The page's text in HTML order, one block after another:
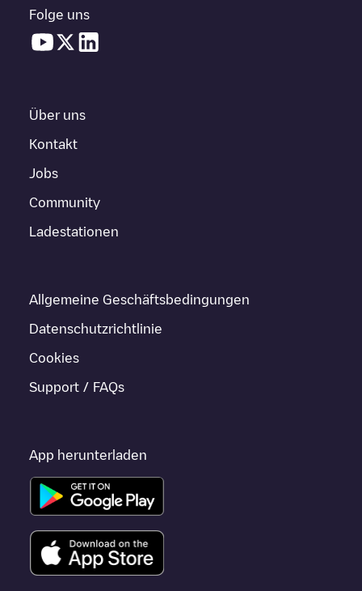
Folge uns
Über uns
Kontakt
Jobs
Community
Ladestationen
Allgemeine Geschäftsbedingungen
Datenschutzrichtlinie
Cookies
Support / FAQs
App herunterladen